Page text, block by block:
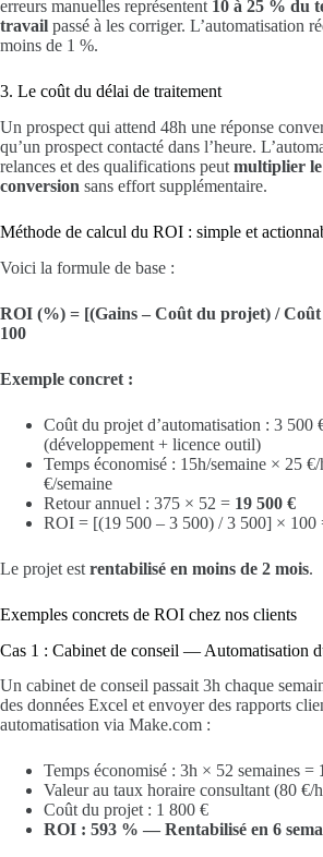
erreurs manuelles représentent 10 à 25 % du
travail passé à les corriger. L’automatisation
moins de 1 %.
3. Le coût du délai de traitement
Un prospect qui attend 48h une réponse
qu’un prospect contacté dans l’heure.
relances et des qualifications peut multiplier
conversion sans effort supplémentaire.
Méthode de calcul du ROI : simple et
Voici la formule de base :
ROI (%) = [(Gains – Coût du projet) /
100
Exemple concret :
Coût du projet d’automatisation : 3 500
(développement + licence outil)
Temps économisé : 15h/semaine × 25
€/semaine
Retour annuel : 375 × 52 = 19 500 €
ROI = [(19 500 – 3 500) / 3 500] × 100
Le projet est rentabilisé en moins de 2 mois.
Exemples concrets de ROI chez nos clients
Cas 1 : Cabinet de conseil — Automatisation
Un cabinet de conseil passait 3h chaque
des données Excel et envoyer des rapports
automatisation via Make.com :
Temps économisé : 3h × 52 semaines =
Valeur au taux horaire consultant (80 €/
Coût du projet : 1 800 €
ROI : 593 % — Rentabilisé en 6